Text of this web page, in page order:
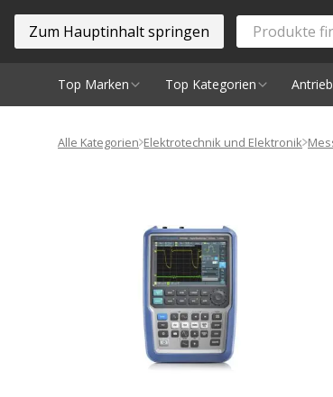
Zum Hauptinhalt springen
Top Marken Top Kategorien
Alle Kategorien Elektrotechnik und Elektronik